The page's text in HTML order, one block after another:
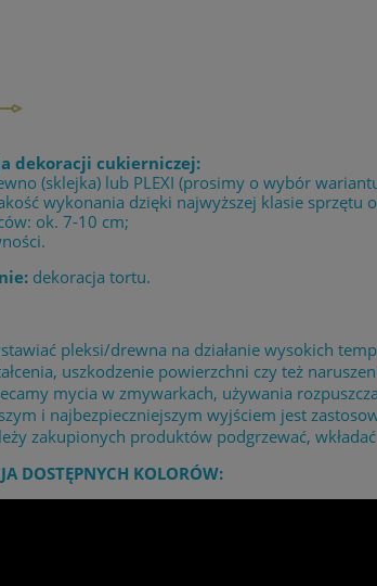
dekoracji cukierniczej:
(sklejka) lub PLEXI (prosimy o wybór
wykonania dzięki najwyższej klasie sprzętu
ok. 7-10 cm;
dekoracja tortu.
pleksi/drewna na działanie wysokich
uszkodzenie powierzchni czy też
mycia w zmywarkach, używania
i najbezpieczniejszym wyjściem jest
zakupionych produktów podgrzewać,
DOSTĘPNYCH KOLORÓW: